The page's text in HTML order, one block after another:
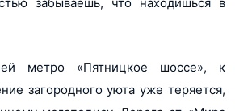
метро «Пятницкое шоссе», к
загородного уюта уже теряется,